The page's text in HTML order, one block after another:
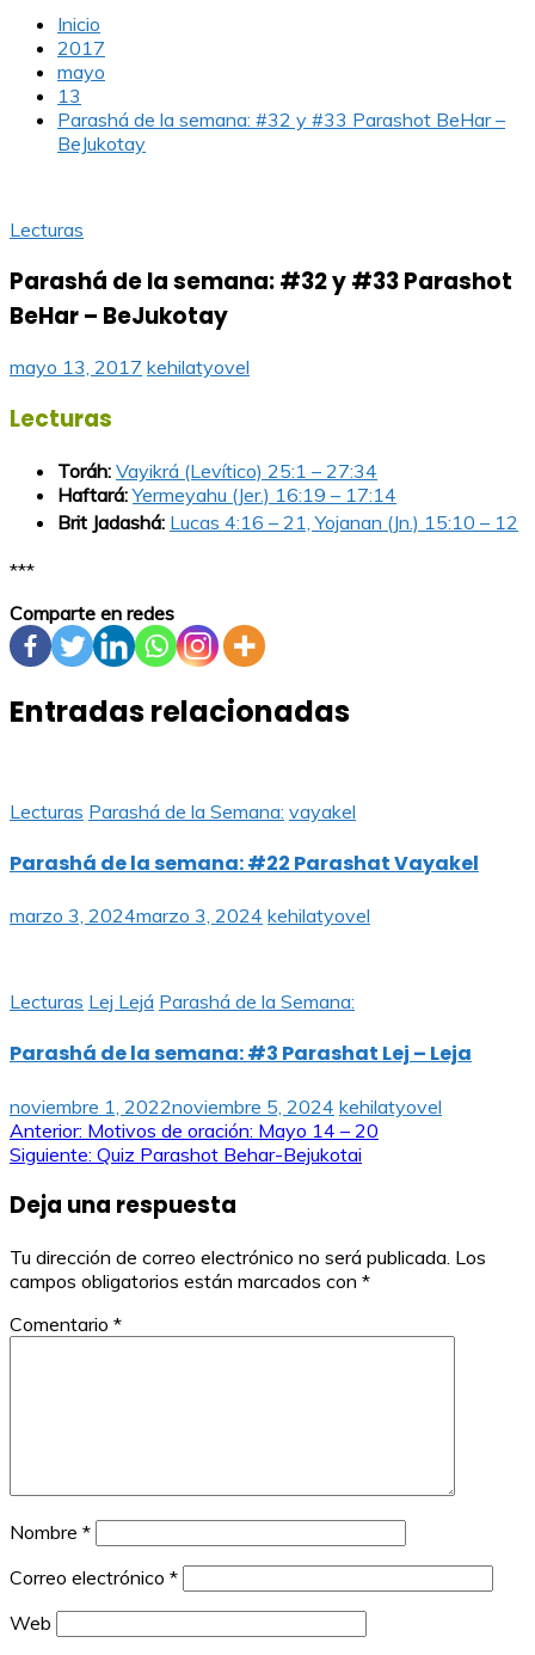
Inicio
2017
mayo
13
Parashá de la semana: #32 y #33 Parashot BeHar –
BeJukotay
Lecturas
Parashá de la semana: #32 y #33 Parashot
BeHar – BeJukotay
mayo 13, 2017 kehilatyovel
Lecturas
Toráh: Vayikrá (Levítico) 25:1 – 27:34
Haftará:Yermeyahu (Jer.) 16:19 – 17:14
Brit Jadashá: Lucas 4:16 – 21, Yojanan (Jn.) 15:10 – 12
***
Comparte en redes
Entradas relacionadas
Lecturas Parashá de la Semana: vayakel
Parashá de la semana: #22 Parashat Vayakel
marzo 3, 2024marzo 3, 2024 kehilatyovel
Lecturas Lej Lejá Parashá de la Semana:
Parashá de la semana: #3 Parashat Lej – Leja
noviembre 1, 2022noviembre 5, 2024 kehilatyovel
Navegación
entradas
Anterior: Motivos de oración: Mayo 14 – 20
Siguiente: Quiz Parashot Behar-Bejukotai
Deja una respuesta
Tu dirección de correo electrónico no será publicada. Los
campos obligatorios están marcados con *
Comentario *
Nombre *
Correo electrónico *
Web